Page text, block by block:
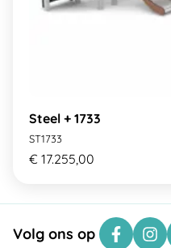
Steel + 1733
ST1733
€ 17.255,00
Volg ons op